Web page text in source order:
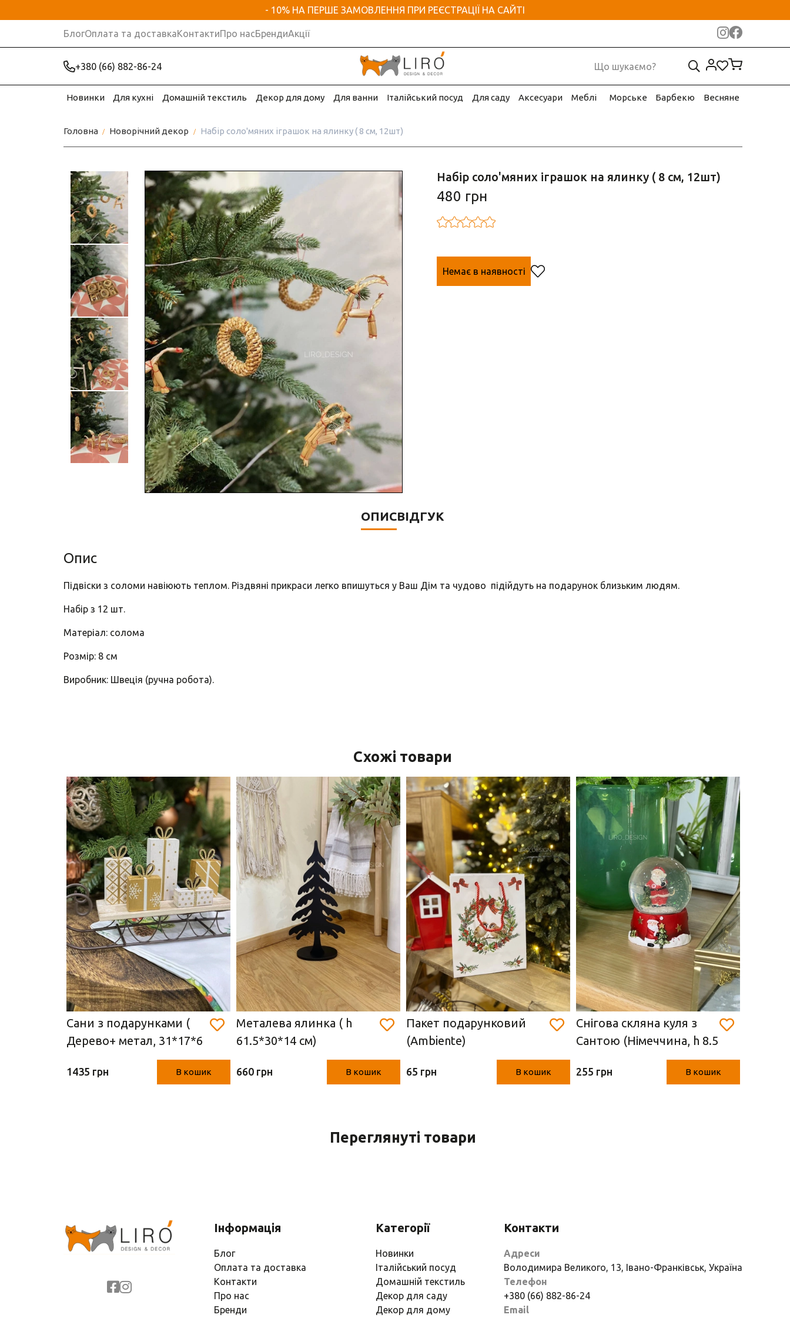
- 10% НА ПЕРШЕ ЗАМОВЛЕННЯ ПРИ РЕЄСТРАЦІЇ НА САЙТІ
БлогОплата та доставкаКонтактиПро насБрендиАкції
+380 (66) 882-86-24
Новинки Для кухні Домашній текстиль Декор для дому Для ванни Італійський посуд Для саду Аксесуари Меблі Морське Барбекю Весняне
Головна Новорічний декор Набір соло'мяних іграшок на ялинку ( 8 см, 12шт)
Набір соло'мяних іграшок на ялинку ( 8 см, 12шт)
480 грн
Немає в наявності
ОПИСВІДГУК
Опис
Підвіски з соломи навіюють теплом. Різдвяні прикраси легко впишуться у Ваш Дім та чудово підійдуть на подарунок близьким людям.
Набір з 12 шт.
Матеріал: солома
Розмір: 8 см
Виробник: Швеція (ручна робота).
Схожі товари
Сани з подарунками (
Дерево+ метал, 31*17*6
1435 грн В кошик
Металева ялинка ( h
61.5*30*14 см)
660 грн В кошик
Пакет подарунковий
(Ambiente)
65 грн В кошик
Снігова скляна куля з
Сантою (Німеччина, h 8.5
255 грн В кошик
Переглянуті товари
Інформація
Блог
Оплата та доставка
Контакти
Про нас
Бренди
Категорії
Новинки
Італійський посуд
Домашній текстиль
Декор для саду
Декор для дому
Контакти
Адреси
Володимира Великого, 13, Івано-Франківськ, Україна
Телефон
+380 (66) 882-86-24
Email